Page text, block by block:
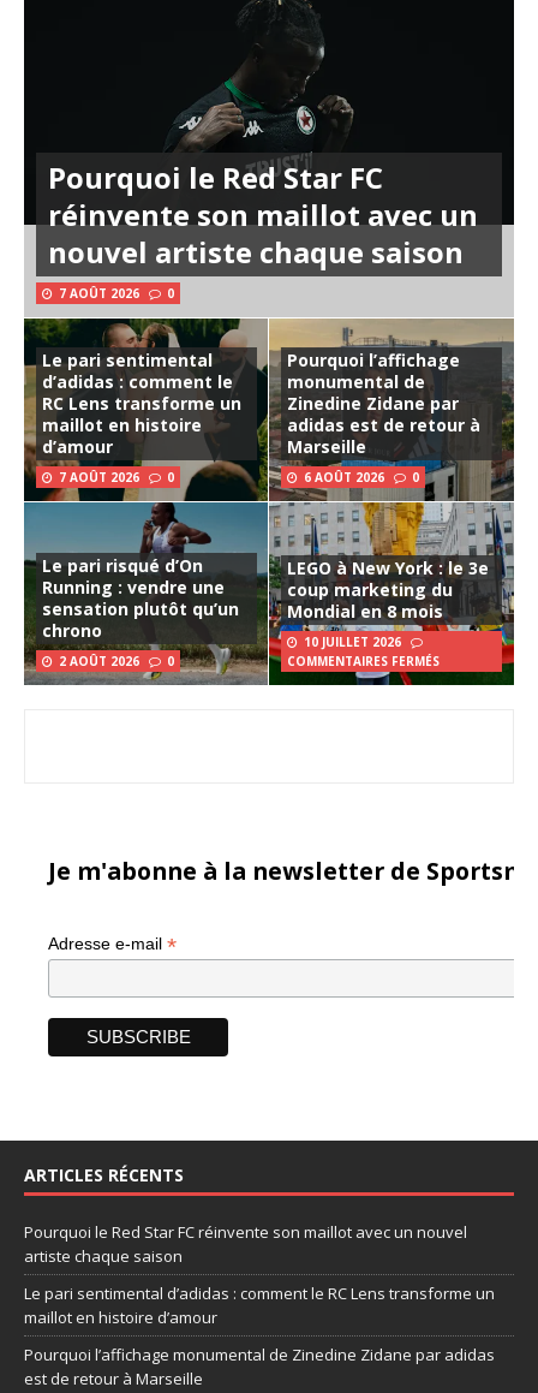
Pourquoi le Red Star FC
réinvente son maillot avec un
nouvel artiste chaque saison
7 AOÛT 2026 0
Le pari sentimental
d’adidas : comment le
RC Lens transforme un
maillot en histoire
d’amour
7 AOÛT 2026 0
Pourquoi l’affichage
monumental de
Zinedine Zidane par
adidas est de retour à
Marseille
6 AOÛT 2026 0
Le pari risqué d’On
Running : vendre une
sensation plutôt qu’un
chrono
2 AOÛT 2026 0
LEGO à New York : le 3e
coup marketing du
Mondial en 8 mois
10 JUILLET 2026
COMMENTAIRES FERMÉS
Je m'abonne à la newsletter de
Adresse e-mail *
ARTICLES RÉCENTS
Pourquoi le Red Star FC réinvente son maillot avec un nouvel
artiste chaque saison
Le pari sentimental d’adidas : comment le RC Lens transforme un
maillot en histoire d’amour
Pourquoi l’affichage monumental de Zinedine Zidane par adidas
est de retour à Marseille